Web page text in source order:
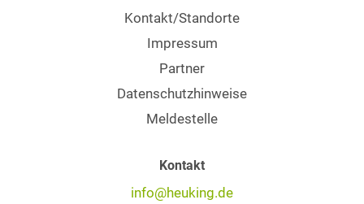
Kontakt/Standorte
Impressum
Partner
Datenschutzhinweise
Meldestelle
Kontakt
info@heuking.de